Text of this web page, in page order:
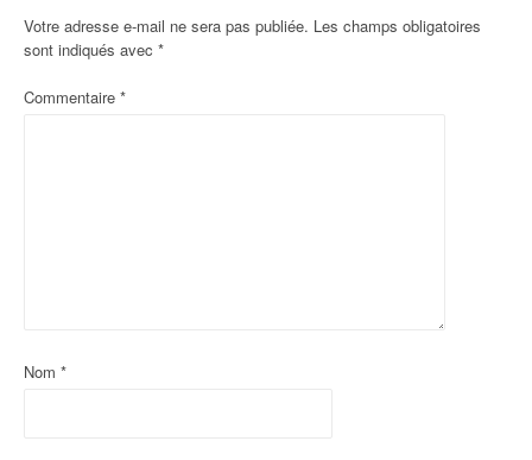
Votre adresse e-mail ne sera pas publiée. Les champs obligatoires
sont indiqués avec *
Commentaire *
Nom *